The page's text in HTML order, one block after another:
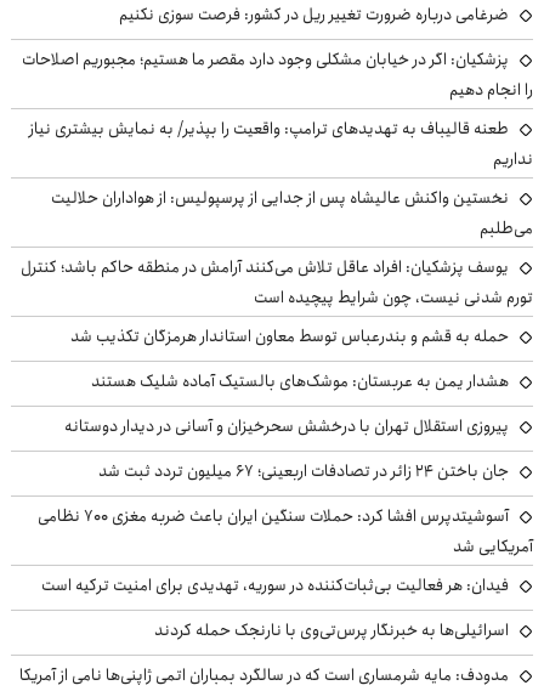
ضرغامی درباره ضرورت تغییر ریل در کشور: فرصت سوزی نکنیم
پزشکیان: اگر در خیابان مشکلی وجود دارد مقصر ما هستیم؛ مجبوریم اصلاحات
را انجام دهیم
طعنه قالیباف به تهدیدهای ترامپ: واقعیت را بپذیر/ به نمایش بیشتری نیاز
نداریم
نخستین واکنش عالیشاه پس از جدایی از پرسپولیس: از هواداران حلالیت
می‌طلبم
یوسف پزشکیان: افراد عاقل تلاش می‌کنند آرامش در منطقه حاکم باشد؛ کنترل
تورم شدنی نیست، چون شرایط پیچیده است
حمله به قشم و بندرعباس توسط معاون استاندار هرمزگان تکذیب شد
هشدار یمن به عربستان: موشک‌های بالستیک آماده شلیک هستند
پیروزی استقلال تهران با درخشش سحرخیزان و آسانی در دیدار دوستانه
جان باختن ۲۴ زائر در تصادفات اربعینی؛ ۶۷ میلیون تردد ثبت شد
آسوشیتدپرس افشا کرد: حملات سنگین ایران باعث ضربه مغزی ۷۰۰ نظامی
آمریکایی شد
فیدان: هر فعالیت بی‌ثبات‌کننده در سوریه، تهدیدی برای امنیت ترکیه است
اسرائیلی‌ها به خبرنگار پرس‌تی‌وی با نارنجک حمله کردند
مدودف: مایه شرمساری است که در سالگرد بمباران اتمی ژاپنی‌ها نامی از آمریکا